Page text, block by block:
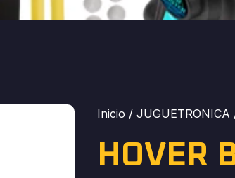
Inicio / JUGUETRONICA
HOVER